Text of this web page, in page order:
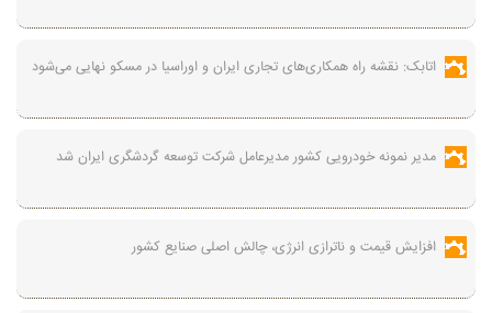
اتابک: نقشه راه همکاری‌های تجاری ایران و اوراسیا در مسکو نهایی می‌شود
مدیر نمونه خودرویی کشور مدیرعامل شرکت توسعه گردشگری ایران شد
افزایش قیمت و ناترازی انرژی، چالش اصلی صنایع کشور